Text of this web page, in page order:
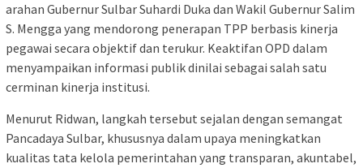
arahan Gubernur Sulbar Suhardi Duka dan Wakil Gubernur Salim
S. Mengga yang mendorong penerapan TPP berbasis kinerja
pegawai secara objektif dan terukur. Keaktifan OPD dalam
menyampaikan informasi publik dinilai sebagai salah satu
cerminan kinerja institusi.
Menurut Ridwan, langkah tersebut sejalan dengan semangat
Pancadaya Sulbar, khususnya dalam upaya meningkatkan
kualitas tata kelola pemerintahan yang transparan, akuntabel,